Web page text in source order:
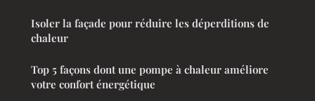
Isoler la façade pour réduire les déperditions de
chaleur
Top 5 façons dont une pompe à chaleur améliore
votre confort énergétique